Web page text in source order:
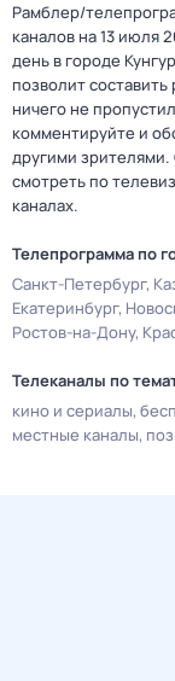
Рамблер/
каналов на 13 июля
день в городе
позволит
ничего не
комментируйте и
другими
смотреть по
каналах.
Телепрограмма по
Санкт-Петербург
Екатеринбург
Ростов-на-Дону
Телеканалы по
кино и сериалы
местные каналы